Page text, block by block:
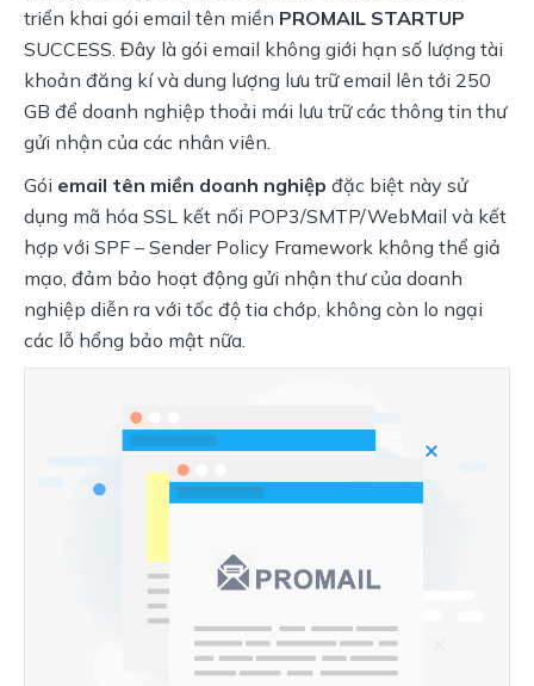
triển khai gói email tên miền PROMAIL STARTUP
SUCCESS. Đây là gói email không giới hạn số lượng tài
khoản đăng kí và dung lượng lưu trữ email lên tới 250
GB để doanh nghiệp thoải mái lưu trữ các thông tin thư
gửi nhận của các nhân viên.
Gói email tên miền doanh nghiệp đặc biệt này sử
dụng mã hóa SSL kết nối POP3/SMTP/WebMail và kết
hợp với SPF – Sender Policy Framework không thể giả
mạo, đảm bảo hoạt động gửi nhận thư của doanh
nghiệp diễn ra với tốc độ tia chớp, không còn lo ngại
các lỗ hổng bảo mật nữa.